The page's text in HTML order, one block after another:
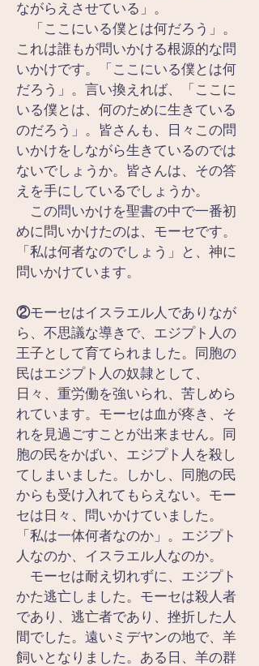
ながらえさせている」。
「ここにいる僕とは何だろう」。
これは誰もが問いかける根源的な問
いかけです。「ここにいる僕とは何
だろう」。言い換えれば、「ここに
いる僕とは、何のために生きている
のだろう」。皆さんも、日々この問
いかけをしながら生きているのでは
ないでしょうか。皆さんは、その答
えを手にしているでしょうか。
この問いかけを聖書の中で一番初
めに問いかけたのは、モーセです。
「私は何者なのでしょう」と、神に
問いかけています。
②モーセはイスラエル人でありなが
ら、不思議な導きで、エジプト人の
王子として育てられました。同胞の
民はエジプト人の奴隷として、
日々、重労働を強いられ、苦しめら
れています。モーセは血が疼き、そ
れを見過ごすことが出来ません。同
胞の民をかばい、エジプト人を殺し
てしまいました。しかし、同胞の民
からも受け入れてもらえない。モー
セは日々、問いかけていました。
「私は一体何者なのか」。エジプト
人なのか、イスラエル人なのか。
モーセは耐え切れずに、エジプト
かた逃亡しました。モーセは殺人者
であり、逃亡者であり、挫折した人
間でした。遠いミデヤンの地で、羊
飼いとなりました。ある日、羊の群